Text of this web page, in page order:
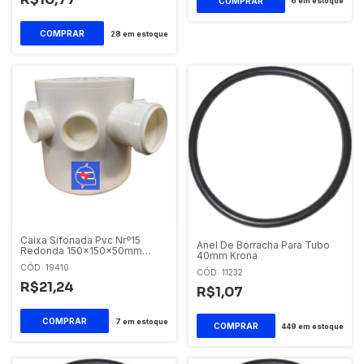
28 em estoque
Caixa Sifonada Pvc Nrº15
Redonda 150x150x50mm
Branca Krona
CÓD: 19410
R$21,24
7 em estoque
Anel De Borracha Para Tubo
40mm Krona
CÓD: 11232
R$1,07
449 em estoque